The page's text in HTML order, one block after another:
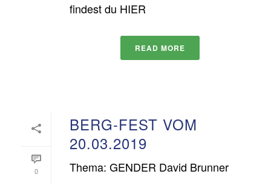
findest du HIER
READ MORE
0
BERG-FEST VOM
20.03.2019
Thema: GENDER David Brunner